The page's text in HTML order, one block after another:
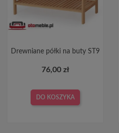
Drewniane półki na buty ST9
76,00 zł
DO KOSZYKA